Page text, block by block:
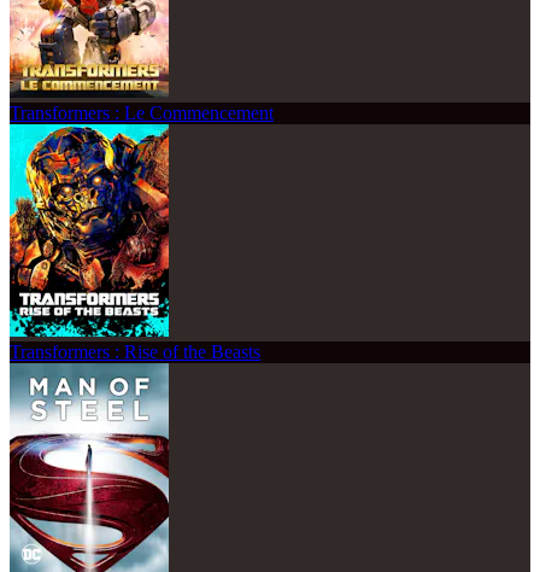
Transformers : Le Commencement
Transformers : Rise of the Beasts